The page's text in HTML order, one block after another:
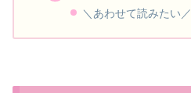
＼あわせて読みたい／